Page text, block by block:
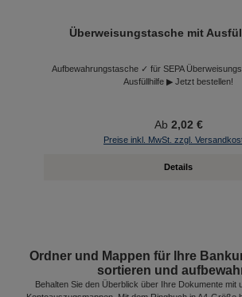
Überweisungstasche mit
Aufbewahrungstasche ✓ für SEPA
Ausfüllhilfe ▶ Jetzt bestellen!
Ab 2,02 €
Preise inkl. MwSt. zzgl.
Details
Ordner und Mappen für Ihre
sortieren und
Behalten Sie den Überblick über Ihre Dokumente mit